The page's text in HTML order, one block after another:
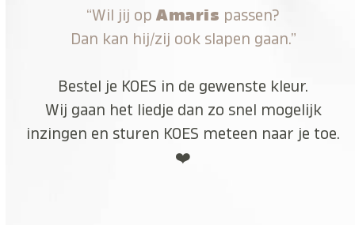
“Wil jij opAmaris passen?
Dan kan hij/zij ook slapen gaan.”
Bestel je KOES in de gewenste kleur.
Wij gaan het liedje dan zo snel mogelijk
inzingen en sturen KOES meteen naar je toe.
❤️